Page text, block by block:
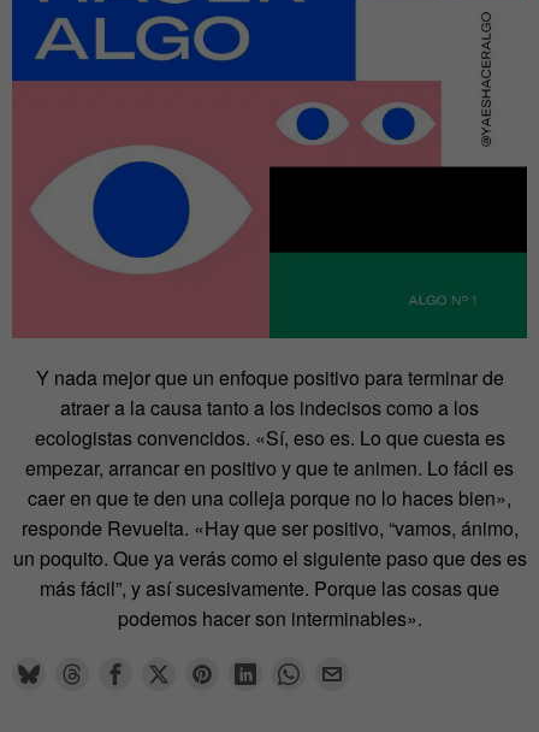
Y nada mejor que un enfoque positivo para terminar de
atraer a la causa tanto a los indecisos como a los
ecologistas convencidos. «Sí, eso es. Lo que cuesta es
empezar, arrancar en positivo y que te animen. Lo fácil es
caer en que te den una colleja porque no lo haces bien»,
responde Revuelta. «Hay que ser positivo, “vamos, ánimo,
un poquito. Que ya verás como el siguiente paso que des es
más fácil”, y así sucesivamente. Porque las cosas que
podemos hacer son interminables».